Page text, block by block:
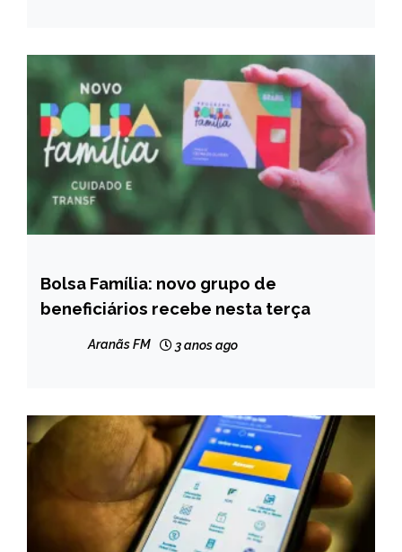
BRASIL
NOTÍCIAS
Bolsa Família: novo grupo de
beneficiários recebe nesta terça
Aranãs FM 3 anos ago